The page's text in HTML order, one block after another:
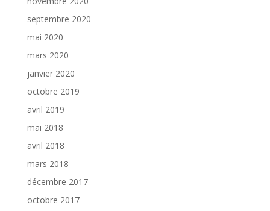
septembre 2020
mai 2020
mars 2020
janvier 2020
octobre 2019
avril 2019
mai 2018
avril 2018
mars 2018
décembre 2017
octobre 2017